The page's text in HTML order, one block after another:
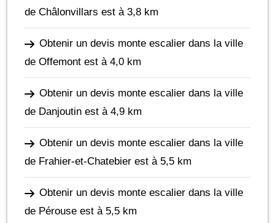
de Châlonvillars est à 3,8 km
Obtenir un devis monte escalier dans la ville
de Offemont est à 4,0 km
Obtenir un devis monte escalier dans la ville
de Danjoutin est à 4,9 km
Obtenir un devis monte escalier dans la ville
de Frahier-et-Chatebier est à 5,5 km
Obtenir un devis monte escalier dans la ville
de Pérouse est à 5,5 km